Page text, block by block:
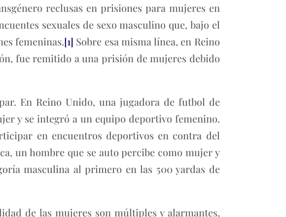
reclusas en prisiones para mujeres en
sexuales de sexo masculino que, bajo el
femeninas.[1] Sobre esa misma línea, en Reino
fue remitido a una prisión de mujeres debido
En Reino Unido, una jugadora de futbol de
y se integró a un equipo deportivo femenino.
en encuentros deportivos en contra del
un hombre que se auto percibe como mujer y
masculina al primero en las 500 yardas de
de las mujeres son múltiples y alarmantes,